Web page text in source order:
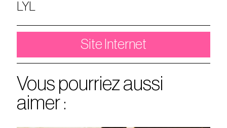
LYL
Site Internet
Vous pourriez aussi
aimer :